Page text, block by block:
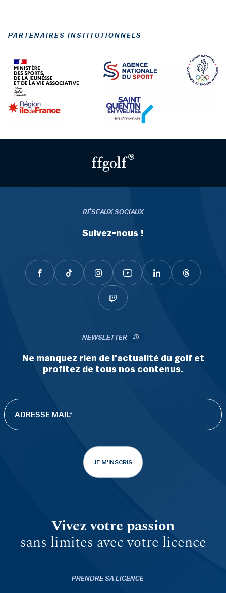
PARTENAIRES INSTITUTIONNELS
RÉSEAUX SOCIAUX
Suivez-nous !
NEWSLETTER
Ne manquez rien de l'actualité du golf et
profitez de tous nos contenus.
JE M'INSCRIS
Vivez votre passion
sans limites avec votre licence
PRENDRE SA LICENCE